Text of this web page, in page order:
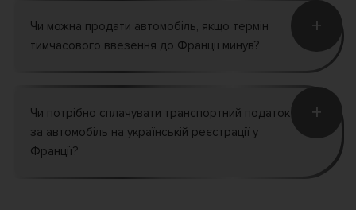
Чи можна продати автомобіль, якщо термін
тимчасового ввезення до Франції минув?
+
Чи потрібно сплачувати транспортний податок
за автомобіль на українській реєстрації у
Франції?
+